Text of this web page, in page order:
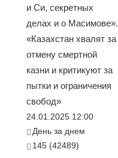
и Си, секретных
делах и о Масимове».
«Казахстан хвалят за
отмену смертной
казни и критикуют за
пытки и ограничения
свобод»
24.01.2025 12:00
День за днем
145 (42489)